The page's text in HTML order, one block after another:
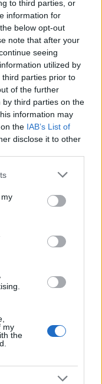
to third parties, or
information for
below opt-out
note that after your
seeing
utilized by
parties prior to
of the further
third parties on the
information may
the IAB’s List of
disclose it to other
or more Google
You may click to
third-party tags to
in below Google
my
the
reale?
di
news
a Olbia e in